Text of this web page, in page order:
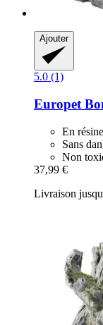
Ajouter
5.0 (1)
Europet
En
Sans
Non
37,99 €
Livraison